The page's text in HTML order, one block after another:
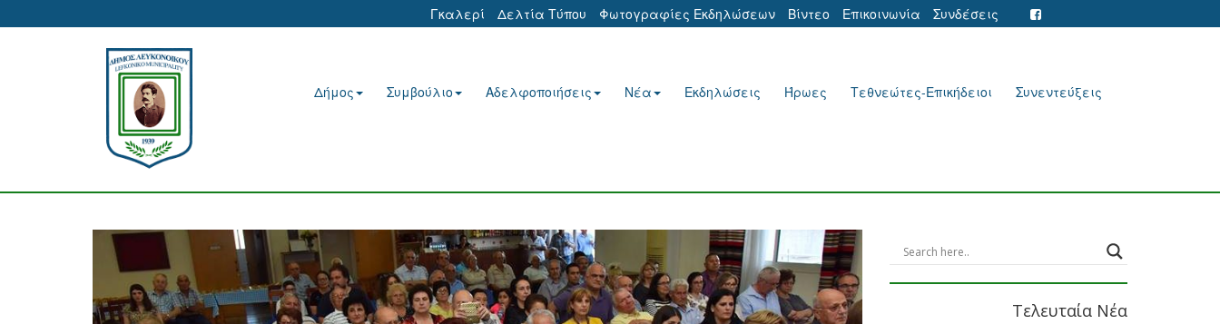
Γκαλερί Δελτία Τύπου Φωτογραφίες Εκδηλώσεων Βίντεο Επικοινωνία Συνδέσεις
Δήμος Συμβούλιο Αδελφοποιήσεις Νέα Εκδηλώσεις Ήρωες Τεθνεώτες-Επικήδειοι Συνεντεύξεις
Τελευταία Νέα